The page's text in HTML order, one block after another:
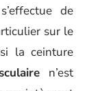
s’effectue de
sur le
la ceinture
n’est